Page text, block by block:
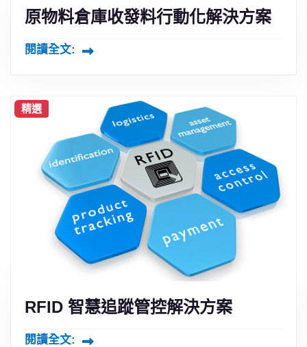
原物料倉庫收發料行動化解決方案
閱讀全文:
精選
RFID 智慧追蹤管控解決方案
閱讀全文: